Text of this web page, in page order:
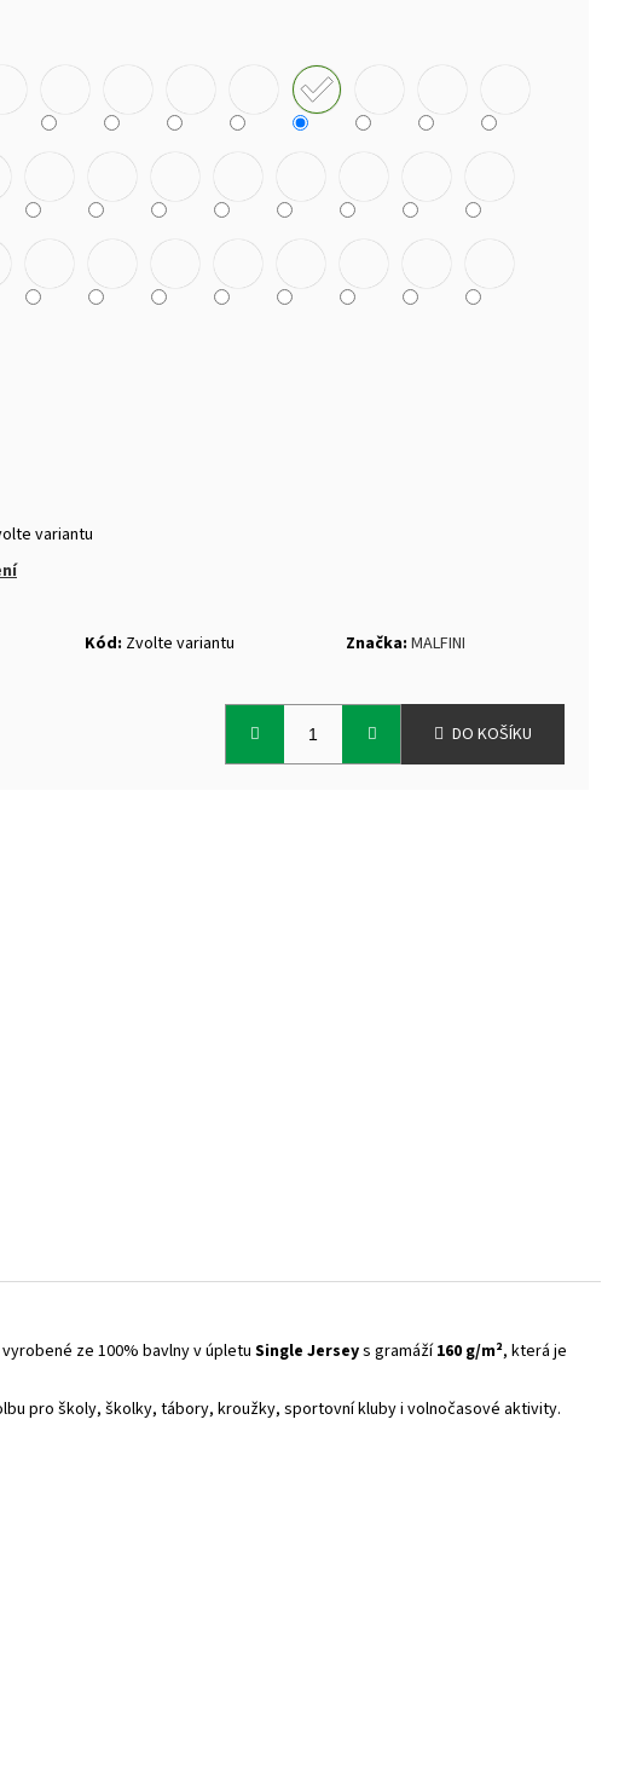
variantu
Kód: Zvolte variantu Značka: MALFINI
DO KOŠÍKU
ze 100% bavlny v úpletu Single Jerseys gramáží160 g/m², která je
pro školy, školky, tábory, kroužky, sportovní kluby i volnočasové aktivity.